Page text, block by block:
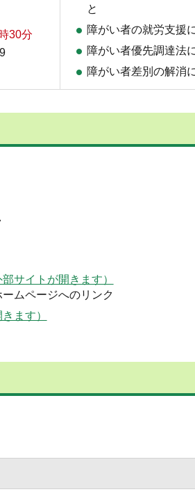
30分
と
障がい者の就労支援
障がい者優先調達法
障がい者差別の解消
サイトが開きます）
ムページへのリンク
ます）